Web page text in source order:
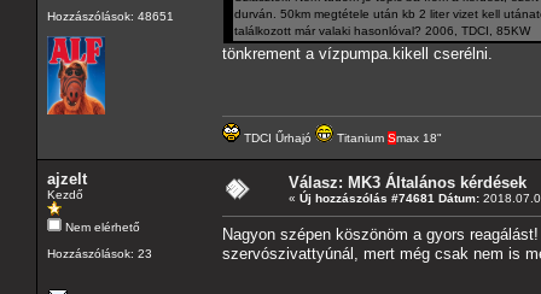
Hozzászólások: 48651
durván. 50km megtétele után kb 2 liter vizet kell
találkozott már valaki hasonlóval? 2006, TDCI, 85KW
tönkrement a vízpumpa.kikell cserélni.
TDCI Űrhajó Titanium Smax 18"
ajzelt
Kezdő
Nem elérhető
Hozzászólások: 23
Válasz: MK3 Általános kérdések
« Új hozzászólás #74681 Dátum:
Nagyon szépen köszönöm a gyors
szervószivattyúnál, mert még csak nem is